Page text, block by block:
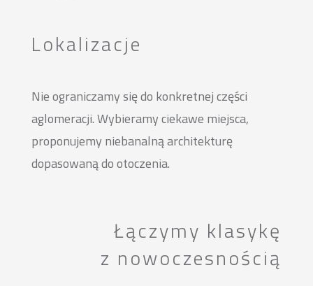
Lokalizacje
Nie ograniczamy się do konkretnej części
aglomeracji. Wybieramy ciekawe miejsca,
proponujemy niebanalną architekturę
dopasowaną do otoczenia.
Łączymy klasykę
z nowoczesnością